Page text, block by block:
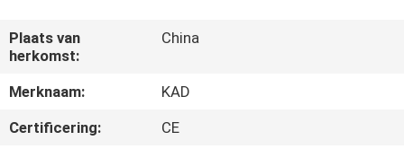
ONGEVEER
ONS
FABRIEKSREIS
Plaats van
herkomst:
China
Merknaam:
KAD
Certificering:
CE